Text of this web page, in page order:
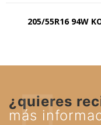
205/55R16 94W
¿quieres
más